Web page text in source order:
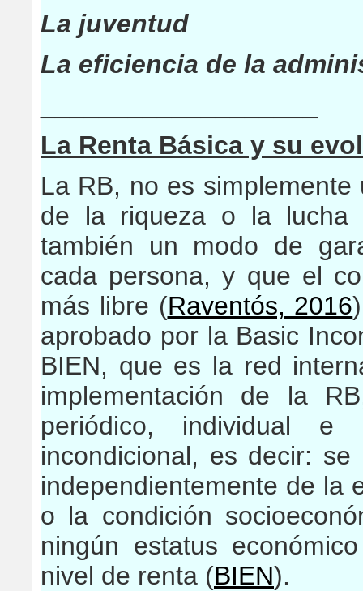
La juventud
La eficiencia de la
La Renta Básica y su
La RB, no es
de la riqueza o la lucha
también un modo de
cada persona, y que el
más libre (Raventós, 2016
aprobado por la Basic
BIEN, que es la red
implementación de la
periódico, individual e
incondicional, es decir:
independientemente de la
o la condición
ningún estatus
nivel de renta (BIEN).